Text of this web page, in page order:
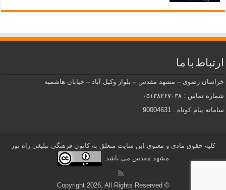
ارتباط با ما
خراسان رضوی – مشهد مقدس – بلوار وکیل آباد – خیابان هاشمیه
شماره تماس : ۰۵۱۳۸۲۶۷۰۳۸
سامانه پیام کوتاه : 90004631
کلیه حقوق مادی و معنوی این سایت متعلق به کانون فرهنگی تبلیغی راه نور
مشهد مقدس می باشد.
© Copyright 2026, All Rights Reserved